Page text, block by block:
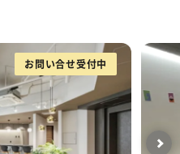
お問い合せ受付中